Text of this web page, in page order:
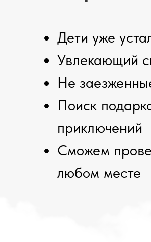
Дети уже
Увлекающий
Не
Поиск
приключений
Сможем
любом месте